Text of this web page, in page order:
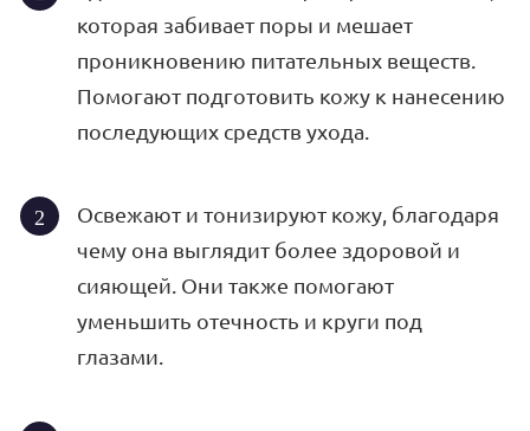
которая забивает поры и мешает
проникновению питательных веществ.
Помогают подготовить кожу к нанесению
последующих средств ухода.
Освежают и тонизируют кожу, благодаря
чему она выглядит более здоровой и
сияющей. Они также помогают
уменьшить отечность и круги под
глазами.